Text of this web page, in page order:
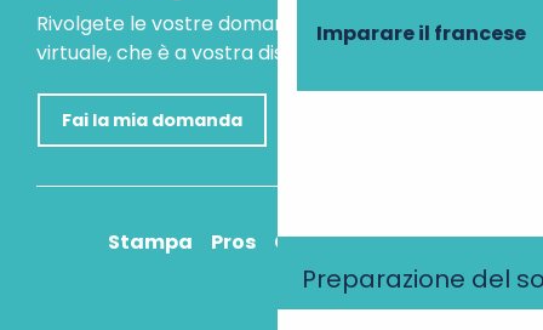
Imparare il francese
Preparazione del
Rivolgete le vostre domande al nostro assistente
virtuale, che è a vostra disposizione per aiutarvi.
Fai la mia domanda
Stampa Pros Come ci arrivo?